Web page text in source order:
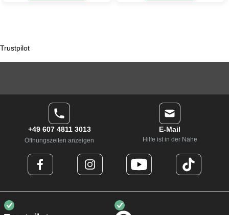
Trustpilot
+49 607 4811 3013
Öffnungszeiten anzeigen
E-Mail
Hilfe ist in der Nähe